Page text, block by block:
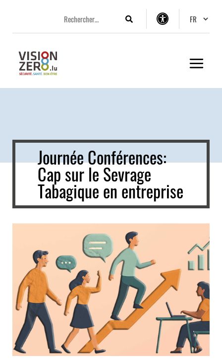
menu
contenu
pied
Rechercher
Options
Journée Conférences:
Cap sur le Sevrage
Tabagique en entreprise